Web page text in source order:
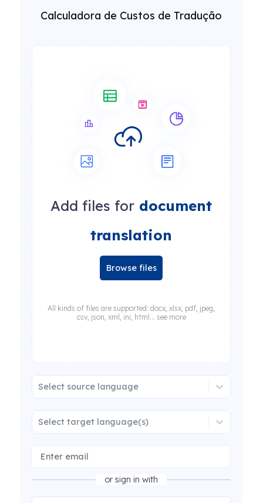
Calculadora de Custos de Tradução
Add files for document
translation
Browse files
All kinds of files are supported: docx, xlsx, pdf, jpeg,
csv, json, xml, ini, html... see more
Select source language
Select target language(s)
or sign in with